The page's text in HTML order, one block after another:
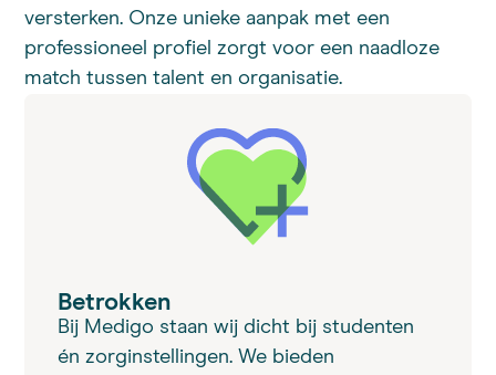
versterken. Onze unieke aanpak met een
professioneel profiel zorgt voor een naadloze
match tussen talent en organisatie.
Betrokken
Bij Medigo staan wij dicht bij studenten
én zorginstellingen. We bieden